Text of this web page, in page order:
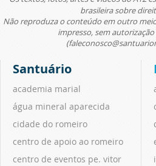
brasileira sobre
Não reproduza o conteúdo em outro
impresso, sem
Santuário
academia marial
água mineral aparecida
cidade do romeiro
centro de apoio ao romeiro
centro de eventos pe. vitor